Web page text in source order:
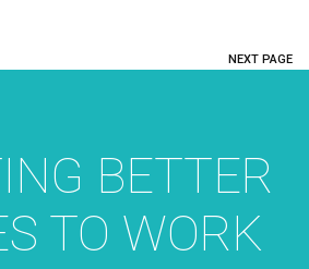
NEXT PAGE
BETTER
TO WORK